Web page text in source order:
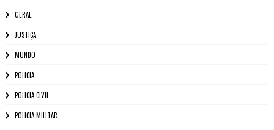
GERAL
JUSTIÇA
MUNDO
POLICIA
POLICIA CIVIL
POLICIA MILITAR